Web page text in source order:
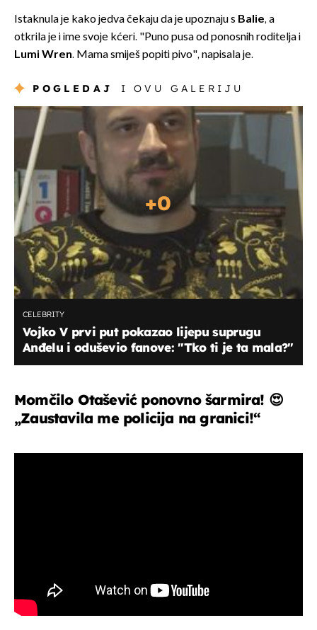
Istaknula je kako jedva čekaju da je upoznaju s Balie, a
otkrila je i ime svoje kćeri. "Puno pusa od ponosnih roditelja i
Lumi Wren. Mama smiješ popiti pivo", napisala je.
POGLEDAJ I OVU GALERIJU
+0
CELEBRITY
Vojko V prvi put pokazao lijepu suprugu
Anđelu i oduševio fanove: "Tko ti je ta mala?"
Momčilo Otašević ponovno šarmira! 😍
„Zaustavila me policija na granici!“